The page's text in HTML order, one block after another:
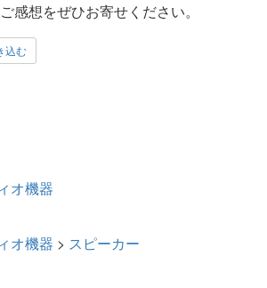
感想をぜひお寄せください。
込む
オ機器
オ機器 > スピーカー